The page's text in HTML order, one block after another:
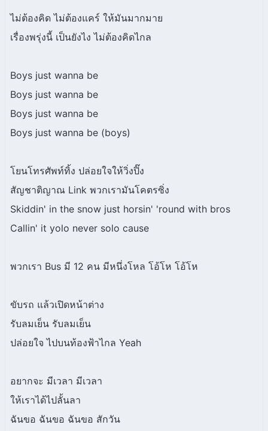
ไม่ต้องคิด ไม่ต้องแคร์ ให้มันมากมาย
เรื่องพรุ่งนี้ เป็นยังไง ไม่ต้องคิดไกล
Boys just wanna be
Boys just wanna be
Boys just wanna be
Boys just wanna be (boys)
โยนโทรศัพท์ทิ้ง ปล่อยใจให้วิ่งปิ๊ง
สัญชาติญาณ Link พวกเรามันโคตรซิ่ง
Skiddin' in the snow just horsin' 'round with bros
Callin' it yolo never solo cause
พวกเรา Bus มี 12 คน มีหนึ่งโหล โอ้โห โอ้โห
ขับรถ แล้วเปิดหน้าต่าง
รับลมเย็น รับลมเย็น
ปล่อยใจ ไปบนท้องฟ้าไกล Yeah
อยากจะ มีเวลา มีเวลา
ให้เราได้ไปลั้นลา
ฉันขอ ฉันขอ ฉันขอ สักวัน